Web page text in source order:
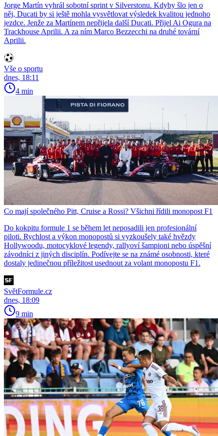
Jorge Martín vyhrál sobotní sprint v Silverstonu. Kdyby šlo jen o
něj, Ducati by si ještě mohla vysvětlovat výsledek kvalitou jednoho
jezdce. Jenže za Martínem nepřijela další Ducati. Přijel Ai Ogura na
Trackhouse Aprilii. A za ním Marco Bezzecchi na druhé tovární
Aprilii.
Vše o sportu
dnes, 18:11
4 min
Co mají společného Pitt, Cruise a Rossi? Všichni řídili monopost F1
Do kokpitu formule 1 se během let neposadili jen profesionální
piloti. Rychlost a výkon monopostů si vyzkoušely také hvězdy
Hollywoodu, motocyklové legendy, rallyoví šampioni nebo úspěšní
závodníci z jiných disciplín. Podívejte se na známé osobnosti, které
dostaly jedinečnou příležitost usednout za volant monopostu F1.
SvětFormule.cz
dnes, 18:09
9 min